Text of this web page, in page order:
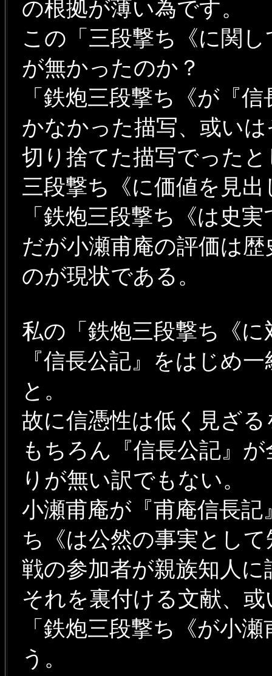
の根拠が薄い為です。
この「三段撃ち《に関
が無かったのか？
「鉄炮三段撃ち《が『
かなかった描写、或い
切り捨てた描写でった
三段撃ち《に価値を見
「鉄炮三段撃ち《は史
だが小瀬甫庵の評価は
のが現状である。
私の「鉄炮三段撃ち《
『信長公記』をはじめ
と。
故に信憑性は低く見ざ
もちろん『信長公記』
りが無い訳でもない。
小瀬甫庵が『甫庵信長
ち《は公然の事実とし
戦の参加者が親族知人
それを裏付ける文献、
「鉄炮三段撃ち《が小
う。